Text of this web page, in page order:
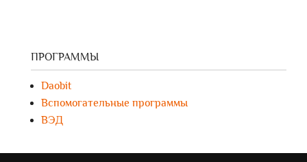
ПРОГРАММЫ
Daobit
Вспомогательные программы
ВЭД